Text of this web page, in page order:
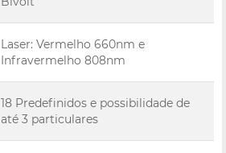
Laser: Vermelho 660nm e
Infravermelho 808nm
18 Predefinidos e possibilidade de
até 3 particulares